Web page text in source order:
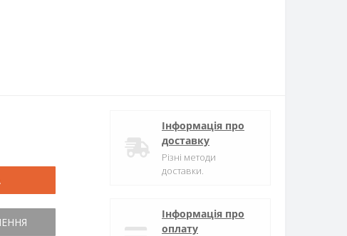
Інформація про
доставку
Різні методи
доставки.
Інформація про
оплату